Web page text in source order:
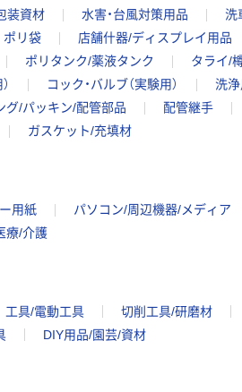
装資材 水害・台風対策用品 洗
ポリ袋 店舗什器/ディスプレイ用品
ポリタンク/薬液タンク タライ/
コック・バルブ（実験用） 洗浄
グ/パッキン/配管部品 配管継手
ガスケット/充填材
用紙 パソコン/周辺機器/メディア
療/介護
工具/電動工具 切削工具/研磨材
DIY用品/園芸/資材